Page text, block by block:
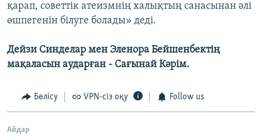
қарап, советтік атеизмнің халықтың санасынан әлі
өшпегенін білуге болады» деді.
Дейзи Синделар мен Эленора Бейшенбектің
мақаласын аударған - Сағынай Кәрім.
Бөлісу VPN-сіз оқу Follow us
Айдар